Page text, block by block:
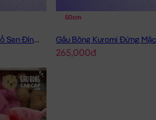
Gấu Bông Kuromi Đầm Tím Cổ Sen Đính Nơ
50cm
Gấu Bông Kuromi Đứng
265,000đ